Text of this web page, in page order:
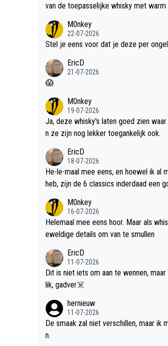
van de toepasselijke whisky met
M0nkey
22-07-2026
Stel je eens voor dat je deze per
EricD
21-07-2026
😱
M0nkey
19-07-2026
Ja, deze whisky's laten goed zien
n ze zijn nog lekker toegankelijk ook.
EricD
18-07-2026
He-le-maal mee eens, en hoewel ik al
heb, zijn de 6 classics inderdaad een
M0nkey
16-07-2026
Helemaal mee eens hoor. Maar als
eweldige details om van te smullen
EricD
11-07-2026
Dit is niet iets om aan te wennen,
lik, gadver☠️
hernieuw
11-07-2026
De smaak zal niet verschillen, maar ik
n.